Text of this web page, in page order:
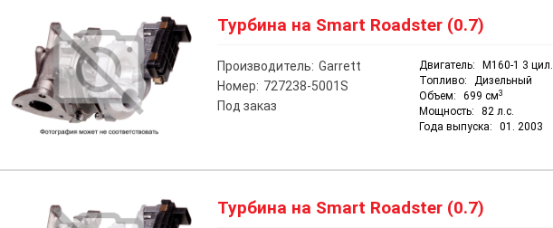
Турбина на Smart Roadster (0.7)
Производитель: Garrett
Номер: 727238-5001S
Под заказ
Двигатель:
M160-1 3 цил.
Топливо:
Дизельный
Объем:
699 см3
Мощность:
82 л.с.
Года выпуска:
01. 2003
Турбина на Smart Roadster (0.7)